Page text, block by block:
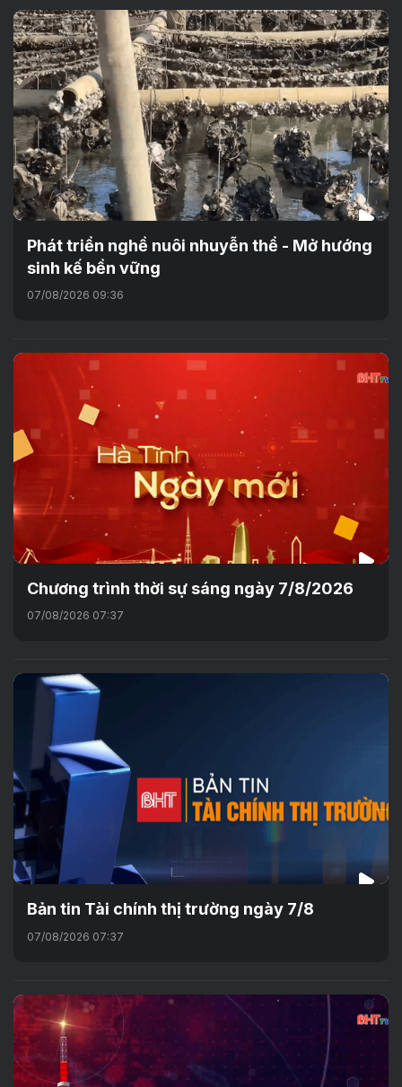
Phát triển nghề nuôi nhuyễn thể - Mở hướng
sinh kế bền vững
07/08/2026 09:36
Chương trình thời sự sáng ngày 7/8/2026
07/08/2026 07:37
Bản tin Tài chính thị trường ngày 7/8
07/08/2026 07:37